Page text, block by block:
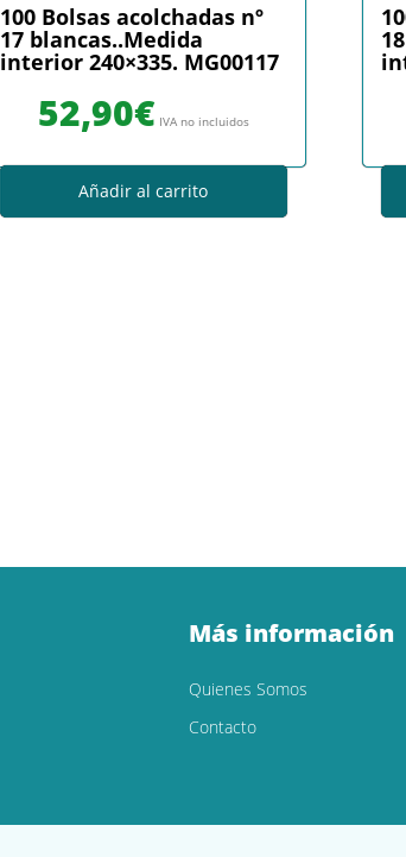
100 Bolsas acolchadas nº
17 blancas..Medida
interior 240×335. MG00117
52,90€ IVA no incluidos
Añadir al carrito
Más información
Quienes Somos
Contacto